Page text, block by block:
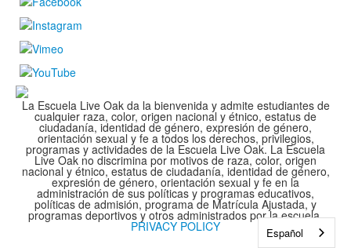
La Escuela Live Oak da la bienvenida y admite estudiantes de
cualquier raza, color, origen nacional y étnico, estatus de
ciudadanía, identidad de género, expresión de género,
orientación sexual y fe a todos los derechos, privilegios,
programas y actividades de la Escuela Live Oak. La Escuela
Live Oak no discrimina por motivos de raza, color, origen
nacional y étnico, estatus de ciudadanía, identidad de género,
expresión de género, orientación sexual y fe en la
administración de sus políticas y programas educativos,
políticas de admisión, programa de Matrícula Ajustada, y
programas deportivos y otros administrados por la escuela.
PRIVACY POLICY Español